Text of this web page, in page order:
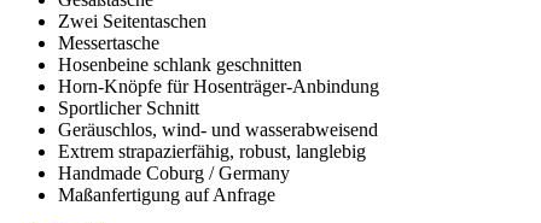
Zwei Seitentaschen
Messertasche
Hosenbeine schlank geschnitten
Horn-Knöpfe für Hosenträger-Anbindung
Sportlicher Schnitt
Geräuschlos, wind- und wasserabweisend
Extrem strapazierfähig, robust, langlebig
Handmade Coburg / Germany
Maßanfertigung auf Anfrage